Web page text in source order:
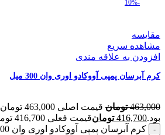
-10%
مقایسه
مشاهده سریع
افزودن به علاقه مندی
کرم آبرسان پمپی آووکادو اوری وان 300 میل
463,000 تومان
قیمت اصلی 463,000 تومان
بود.416,700 تومانقیمت فعلی 416,700 تومان است.
کرم آبرسان پمپی آووکادو اوری وان 300 میل عدد